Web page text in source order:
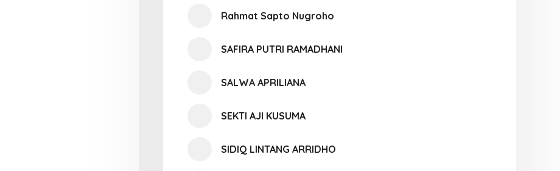
Rahmat Sapto Nugroho
SAFIRA PUTRI RAMADHANI
SALWA APRILIANA
SEKTI AJI KUSUMA
SIDIQ LINTANG ARRIDHO